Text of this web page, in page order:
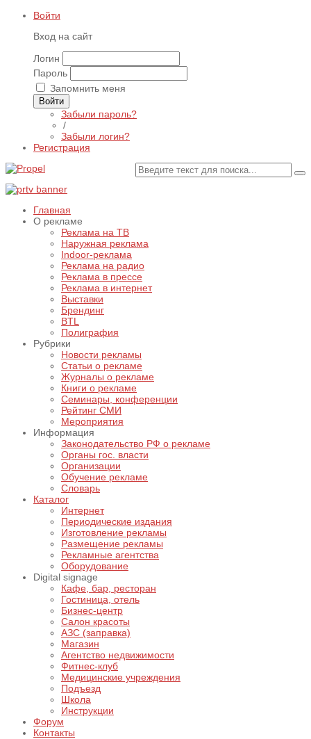
Войти
Вход на сайт
Логин
Пароль
Запомнить меня
Войти
Забыли пароль?
/
Забыли логин?
Регистрация
Главная
О рекламе
Реклама на ТВ
Наружная реклама
Indoor-реклама
Реклама на радио
Реклама в прессе
Реклама в интернет
Выставки
Брендинг
BTL
Полиграфия
Рубрики
Новости рекламы
Статьи о рекламе
Журналы о рекламе
Книги о рекламе
Семинары, конференции
Рейтинг СМИ
Мероприятия
Информация
Законодательство РФ о рекламе
Органы гос. власти
Организации
Обучение рекламе
Словарь
Каталог
Интернет
Периодические издания
Изготовление рекламы
Размещение рекламы
Рекламные агентства
Оборудование
Digital signage
Кафе, бар, ресторан
Гостиница, отель
Бизнес-центр
Салон красоты
АЗС (заправка)
Магазин
Агентство недвижимости
Фитнес-клуб
Медицинские учреждения
Подъезд
Школа
Инструкции
Форум
Контакты